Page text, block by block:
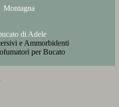
Montagna
di Adele
e Ammorbidenti
per Bucato